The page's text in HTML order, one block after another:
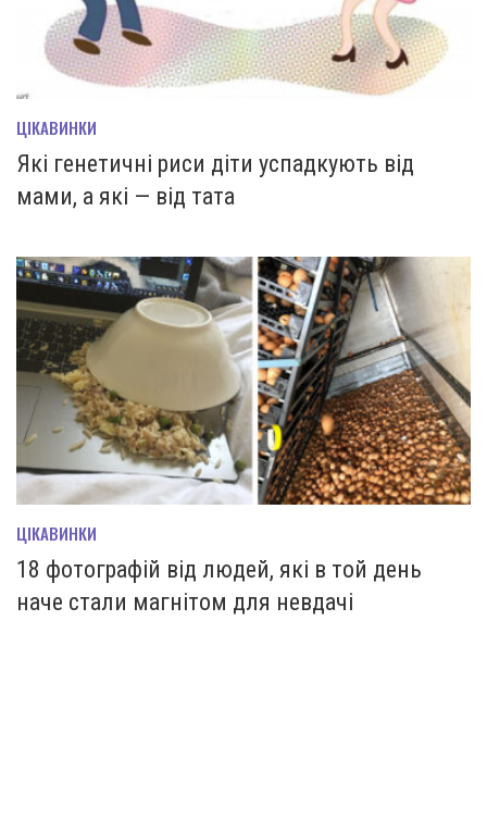
ЦІКАВИНКИ
Які генетичні риси діти успадкують від
мами, а які — від тата
ЦІКАВИНКИ
18 фотографій від людей, які в той день
наче стали магнітом для невдачі